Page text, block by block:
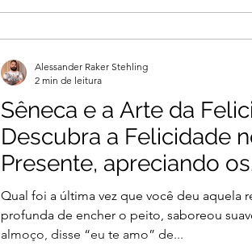
Sêneca e a Arte da
Descubra a Felicidade
Presente, apreciando os
Pequenos Prazeres
Qual foi a última vez que você deu aquela
profunda de encher o peito, saboreou
almoço, disse “eu te amo” de...
Alessander Raker Stehling
2 min de leitura